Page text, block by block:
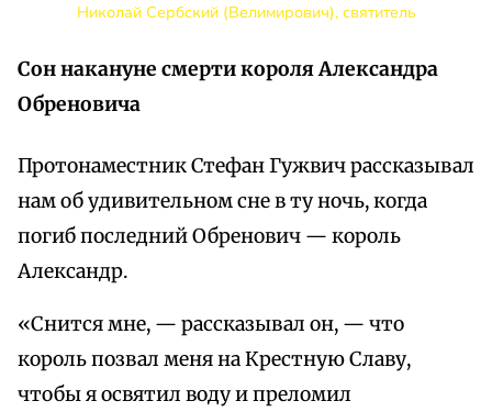
Николай Сербский (Велимирович), святитель
Сон накануне смерти короля Александра
Обреновича
Протонаместник Стефан Гужвич рассказывал
нам об удивительном сне в ту ночь, когда
погиб последний Обренович — король
Александр.
«Снится мне, — рассказывал он, — что
король позвал меня на Крестную Славу,
чтобы я освятил воду и преломил